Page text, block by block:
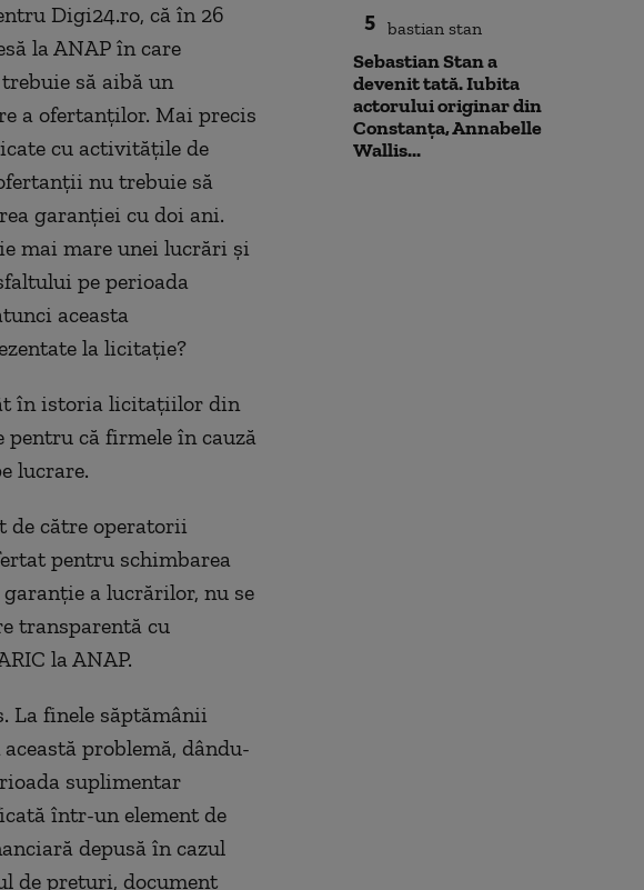
Digi24.ro, că în 26
la ANAP în care
să aibă un
a ofertanților. Mai precis
cu activitățile de
nu trebuie să
garanției cu doi ani.
mai mare unei lucrări și
pe perioada
aceasta
la licitație?
în istoria licitațiilor din
pentru că firmele în cauză
lucrare.
de către operatorii
pentru schimbarea
a lucrărilor, nu se
transparentă cu
la ANAP.
La finele săptămânii
problemă, dându-
suplimentar
într-un element de
depusă în cazul
de prețuri, document
5
Sebastian Stan a
devenit tată. Iubita
actorului originar din
Constanța, Annabelle
Wallis...